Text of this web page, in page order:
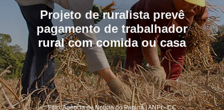
Projeto de ruralista prevê
pagamento de trabalhador
rural com comida ou casa
Foto: Agência de Notícia do Paraná | ANPr - CC